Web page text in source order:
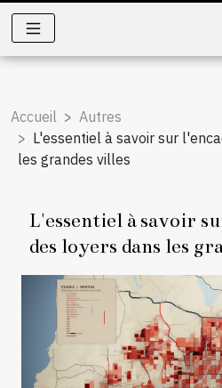
Accueil
Autres
L'essentiel à savoir sur
les grandes villes
L'essentiel à savoir
des loyers dans les